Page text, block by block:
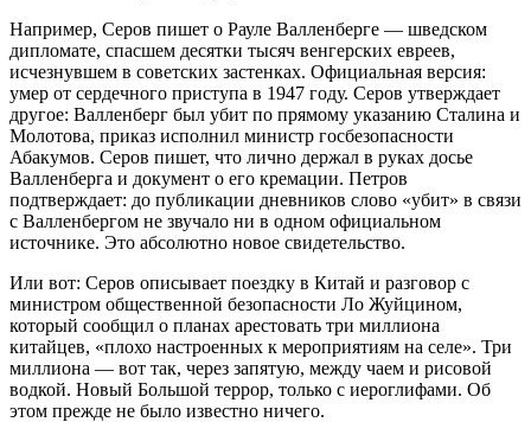
Например, Серов пишет о Рауле Валленберге — шведском
дипломате, спасшем десятки тысяч венгерских евреев,
исчезнувшем в советских застенках. Официальная версия:
умер от сердечного приступа в 1947 году. Серов утверждает
другое: Валленберг был убит по прямому указанию Сталина и
Молотова, приказ исполнил министр госбезопасности
Абакумов. Серов пишет, что лично держал в руках досье
Валленберга и документ о его кремации. Петров
подтверждает: до публикации дневников слово «убит» в связи
с Валленбергом не звучало ни в одном официальном
источнике. Это абсолютно новое свидетельство.
Или вот: Серов описывает поездку в Китай и разговор с
министром общественной безопасности Ло Жуйцином,
который сообщил о планах арестовать три миллиона
китайцев, «плохо настроенных к мероприятиям на селе». Три
миллиона — вот так, через запятую, между чаем и рисовой
водкой. Новый Большой террор, только с иероглифами. Об
этом прежде не было известно ничего.